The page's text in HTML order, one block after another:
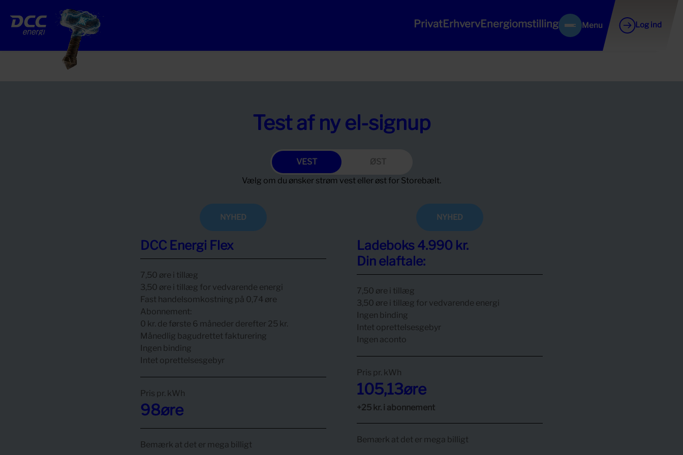
Gå
til
indhold
PrivatErhvervEnergiomstilling Menu Log ind
Test af ny el-signup
Vælg om du ønsker strøm vest eller øst for Storebælt.
NYHED
DCC Energi Flex
7,50 øre i tillæg
3,50 øre i tillæg for vedvarende energi
Fast handelsomkostning på 0,74 øre
Abonnement:
0 kr. de første 6 måneder derefter 25 kr.
Månedlig bagudrettet fakturering
Ingen binding
Intet oprettelsesgebyr
Pris pr. kWh
98øre
Bemærk at det er mega billigt
NYHED
Ladeboks 4.990 kr.
Din elaftale:
7,50 øre i tillæg
3,50 øre i tillæg for vedvarende energi
Ingen binding
Intet oprettelsesgebyr
Ingen aconto
Pris pr. kWh
105,13øre
+25 kr. i abonnement
Bemærk at det er mega billigt